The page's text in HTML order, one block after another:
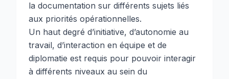
la documentation sur différents sujets liés
aux priorités opérationnelles.
Un haut degré d’initiative, d’autonomie au
travail, d’interaction en équipe et de
diplomatie est requis pour pouvoir interagir
à différents niveaux au sein du